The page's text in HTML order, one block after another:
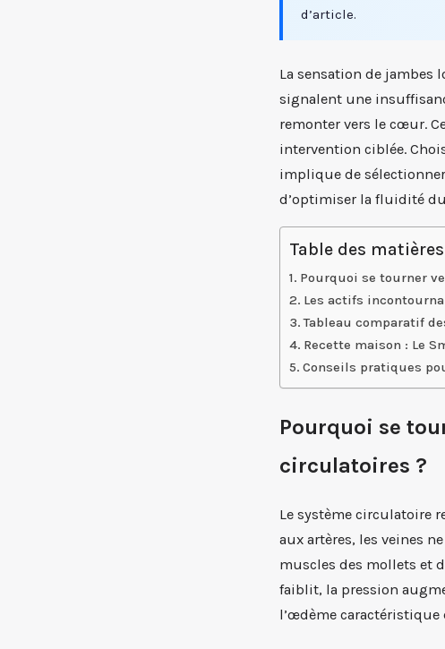
d’article.
La sensation de jambes
signalent une
remonter vers le cœur.
intervention ciblée.
implique de
d’optimiser la fluidité
Table des matières
Pourquoi se tourner
Les actifs
Tableau comparatif
Recette maison : Le
Conseils pratiques
Pourquoi se
circulatoires ?
Le système circulatoire
aux artères, les veines
muscles des mollets et
faiblit, la pression
l’œdème caractéristique